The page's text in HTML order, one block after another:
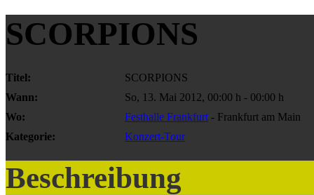
SCORPIONS
Titel:
SCORPIONS
Wann:
So, 13. Mai 2012, 00:00 h - 00:00 h
Wo:
Festhalle Frankfurt - Frankfurt am Main
Kategorie:
Konzert-Tour
Beschreibung